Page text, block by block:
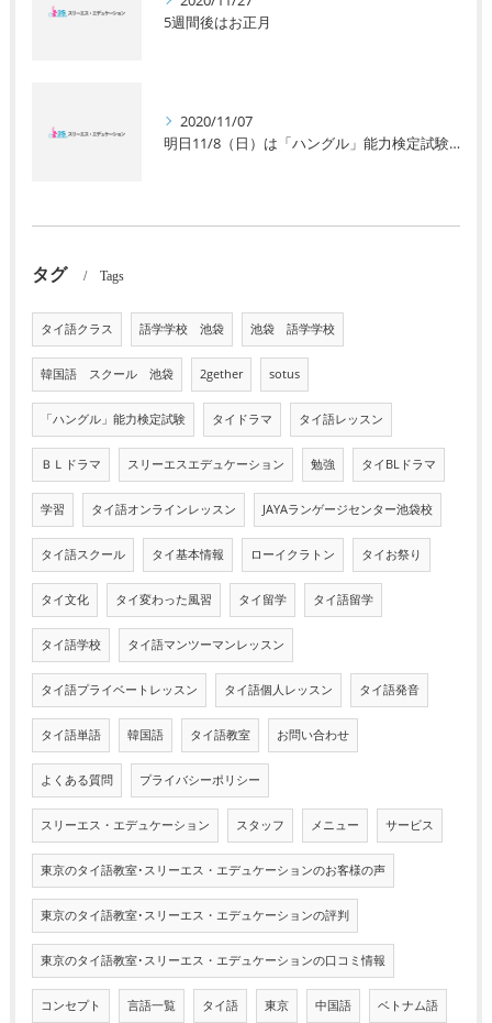
5週間後はお正月
2020/11/07
明日11/8（日）は「ハングル」能力検定試験です。
タグ Tags
タイ語クラス 語学学校 池袋 池袋 語学学校
韓国語 スクール 池袋 2gether sotus
「ハングル」能力検定試験 タイドラマ タイ語レッスン
ＢＬドラマ スリーエスエデュケーション 勉強 タイBLドラマ
学習 タイ語オンラインレッスン JAYAランゲージセンター池袋校
タイ語スクール タイ基本情報 ローイクラトン タイお祭り
タイ文化 タイ変わった風習 タイ留学 タイ語留学
タイ語学校 タイ語マンツーマンレッスン
タイ語プライベートレッスン タイ語個人レッスン タイ語発音
タイ語単語 韓国語 タイ語教室 お問い合わせ
よくある質問 プライバシーポリシー
スリーエス・エデュケーション スタッフ メニュー サービス
東京のタイ語教室･スリーエス・エデュケーションのお客様の声
東京のタイ語教室･スリーエス・エデュケーションの評判
東京のタイ語教室･スリーエス・エデュケーションの口コミ情報
コンセプト 言語一覧 タイ語 東京 中国語 ベトナム語